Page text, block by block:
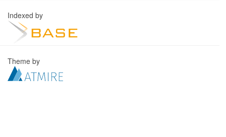
Indexed by
Theme by